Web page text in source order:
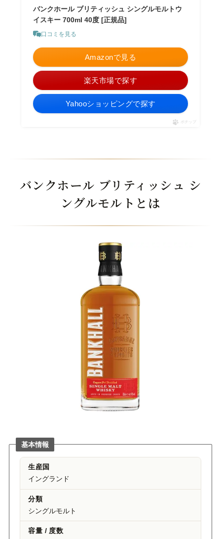
バンクホール ブリティッシュ シングルモルトウ
イスキー 700ml 40度 [正規品]
口コミを見る
Amazonで見る
楽天市場で探す
Yahooショッピングで探す
ポチップ
バンクホール ブリティッシュ シ
ングルモルトとは
基本情報
生産国
イングランド
分類
シングルモルト
容量 / 度数